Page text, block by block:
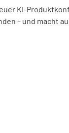
KI-
– und macht